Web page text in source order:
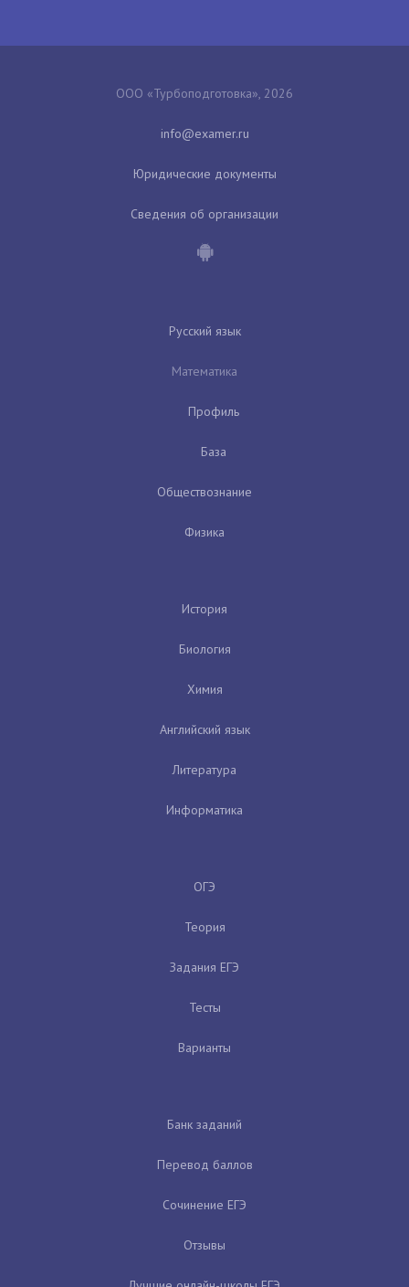
ООО «Турбоподготовка», 2026
Юридические документы
Сведения об организации
Русский язык
Математика
Профиль
База
Обществознание
Физика
История
Биология
Химия
Английский язык
Литература
Информатика
ОГЭ
Теория
Задания ЕГЭ
Тесты
Варианты
Банк заданий
Перевод баллов
Сочинение ЕГЭ
Отзывы